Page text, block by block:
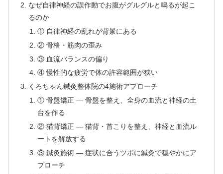
なぜ自律神経の誤作動でお腹がグルグルと鳴るが起こ
るのか
① 自律神経の乱れが背景にある
② 骨格・筋肉の歪み
③ 血流バランスの偏り
④ 慢性的な疲労で体の許容範囲が狭い
くろちゃん鍼灸整体院の4施術アプローチ
① 骨盤矯正 — 骨盤を整え、全身の血流と神経の土
台を作る
② 猫背矯正 — 猫背・首こりを整え、神経と血流ル
ートを解放する
③ 鍼灸施術 — 症状に合うツボに鍼灸で穏やかにア
プローチ